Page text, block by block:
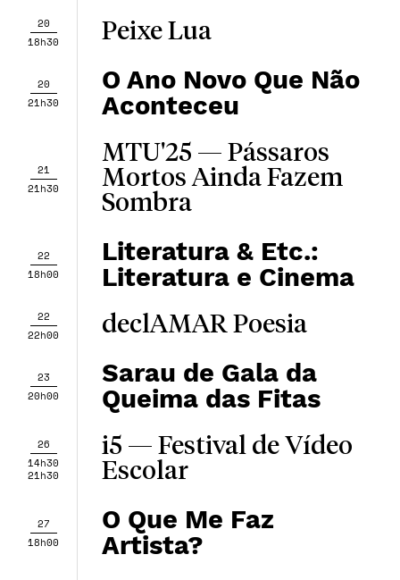
20
18h30
Peixe Lua
20
21h30
O Ano Novo Que Não
Aconteceu
21
21h30
MTU'25 — Pássaros
Mortos Ainda Fazem
Sombra
22
18h00
Literatura & Etc.:
Literatura e Cinema
22
22h00
declAMAR Poesia
23
20h00
Sarau de Gala da
Queima das Fitas
26
14h30
21h30
i5 — Festival de Vídeo
Escolar
27
18h00
O Que Me Faz
Artista?